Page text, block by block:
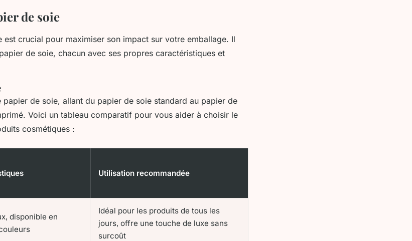
de soie
est crucial pour maximiser son impact sur votre emballage. Il
de soie, chacun avec ses propres caractéristiques et
papier de soie, allant du papier de soie standard au papier de
Voici un tableau comparatif pour vous aider à choisir le
cosmétiques :
Utilisation recommandée
disponible en
Idéal pour les produits de tous les
jours, offre une touche de luxe sans
surcoût